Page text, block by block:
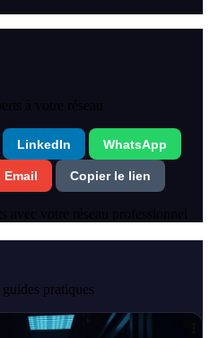
à votre réseau
LinkedIn WhatsApp
Email Copier le lien
avec votre réseau professionnel
pratiques